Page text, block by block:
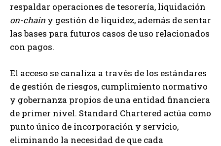
respaldar operaciones de tesorería, liquidación
on-chain y gestión de liquidez, además de sentar
las bases para futuros casos de uso relacionados
con pagos.
El acceso se canaliza a través de los estándares
de gestión de riesgos, cumplimiento normativo
y gobernanza propios de una entidad financiera
de primer nivel. Standard Chartered actúa como
punto único de incorporación y servicio,
eliminando la necesidad de que cada